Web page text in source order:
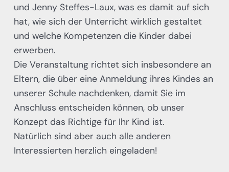
und Jenny Steffes-Laux, was es damit auf sich
hat, wie sich der Unterricht wirklich gestaltet
und welche Kompetenzen die Kinder dabei
erwerben.
Die Veranstaltung richtet sich insbesondere an
Eltern, die über eine Anmeldung ihres Kindes an
unserer Schule nachdenken, damit Sie im
Anschluss entscheiden können, ob unser
Konzept das Richtige für Ihr Kind ist.
Natürlich sind aber auch alle anderen
Interessierten herzlich eingeladen!